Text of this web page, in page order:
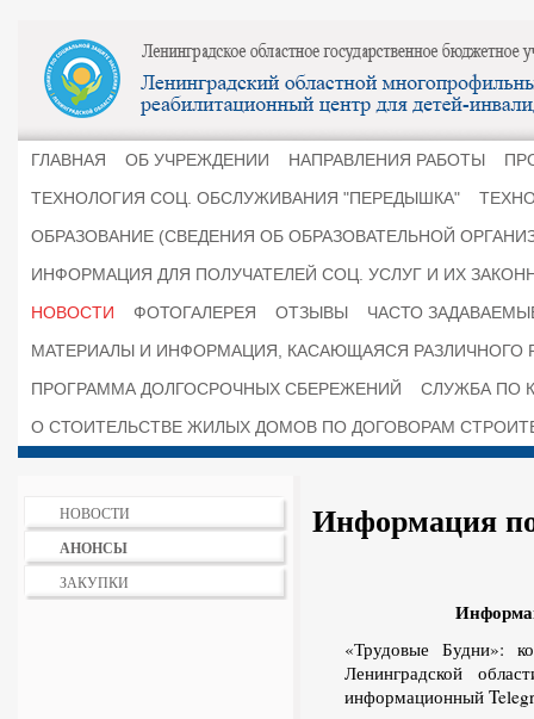
ГЛАВНАЯ ОБ УЧРЕЖДЕНИИ НАПРАВЛЕНИЯ РАБОТЫ
ТЕХНОЛОГИЯ СОЦ. ОБСЛУЖИВАНИЯ "ПЕРЕДЫШКА"
ОБРАЗОВАНИЕ (СВЕДЕНИЯ ОБ ОБРАЗОВАТЕЛЬНОЙ
ИНФОРМАЦИЯ ДЛЯ ПОЛУЧАТЕЛЕЙ СОЦ. УСЛУГ И ИХ
НОВОСТИ
ФОТОГАЛЕРЕЯ ОТЗЫВЫ
ЧАСТО
МАТЕРИАЛЫ И ИНФОРМАЦИЯ, КАСАЮЩАЯСЯ РАЗЛИЧНОГО
ПРОГРАММА ДОЛГОСРОЧНЫХ СБЕРЕЖЕНИЙ
СЛУЖБА ПО
О СТОИТЕЛЬСТВЕ ЖИЛЫХ ДОМОВ ПО ДОГОВОРАМ
НОВОСТИ
АНОНСЫ
ЗАКУПКИ
Информация
«Трудовые Будни»:
Ленинградской
информационный